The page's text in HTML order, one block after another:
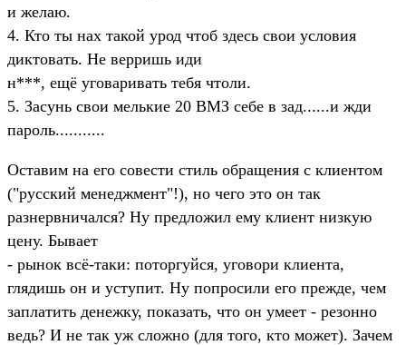
и желаю.
4. Кто ты нах такой урод чтоб здесь свои условия
диктовать. Не верришь иди
н***, ещё уговаривать тебя чтоли.
5. Засунь свои мелькие 20 ВМЗ себе в зад......и жди
пароль...........
Оставим на его совести стиль обращения с клиентом
("русский менеджмент"!), но чего это он так
разнервничался? Ну предложил ему клиент низкую
цену. Бывает
- рынок всё-таки: поторгуйся, уговори клиента,
глядишь он и уступит. Ну попросили его прежде, чем
заплатить денежку, показать, что он умеет - резонно
ведь? И не так уж сложно (для того, кто может). Зачем